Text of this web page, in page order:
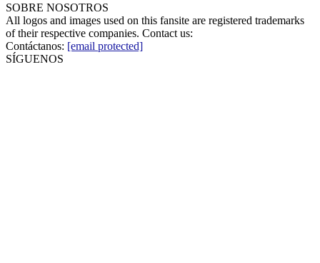
SOBRE NOSOTROS
All logos and images used on this fansite are registered trademarks
of their respective companies. Contact us:
Contáctanos: [email protected]
SÍGUENOS